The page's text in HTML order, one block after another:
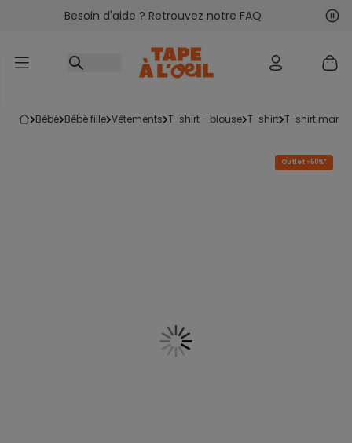
Accéder au contenu
Besoin d'aide ? Retrouvez notre FAQ
bébé bébé fille vêtements t-shirt - blouse t-shirt t-shirt
Outlet -50%*